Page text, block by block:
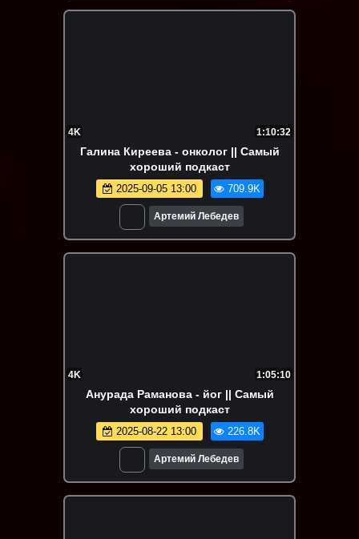
4K 1:10:32
Галина Киреева - онколог || Самый
хороший подкаст
2025-09-05 13:00 709.9K
Артемий Лебедев
4K 1:05:10
Анурада Раманова - йог || Самый
хороший подкаст
2025-08-22 13:00 226.8K
Артемий Лебедев